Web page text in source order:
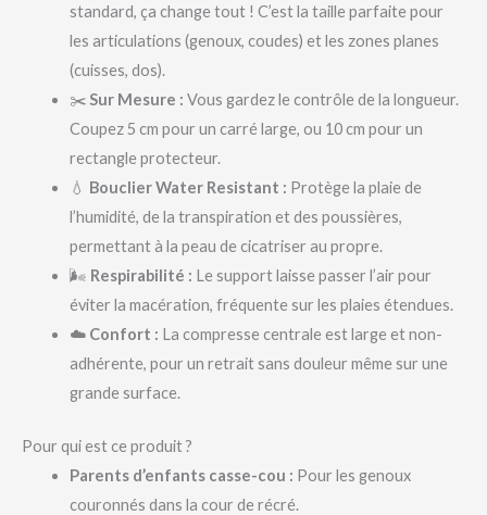
standard, ça change tout ! C’est la taille parfaite pour
les articulations (genoux, coudes) et les zones planes
(cuisses, dos).
✂️Sur Mesure : Vous gardez le contrôle de la longueur.
Coupez 5 cm pour un carré large, ou 10 cm pour un
rectangle protecteur.
💧 Bouclier Water Resistant : Protège la plaie de
l’humidité, de la transpiration et des poussières,
permettant à la peau de cicatriser au propre.
🌬️ Respirabilité : Le support laisse passer l’air pour
éviter la macération, fréquente sur les plaies étendues.
☁️ Confort : La compresse centrale est large et non-
adhérente, pour un retrait sans douleur même sur une
grande surface.
Pour qui est ce produit ?
Parents d’enfants casse-cou : Pour les genoux
couronnés dans la cour de récré.